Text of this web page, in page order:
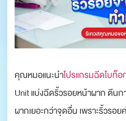
คุณหมอแนะนำโปรแกรมฉีดโบท็
Unit แบ่งฉีดริ้วรอยหน้าผาก ตีน
ผากเยอะกว่าจุดอื่น เพราะริ้วรอ